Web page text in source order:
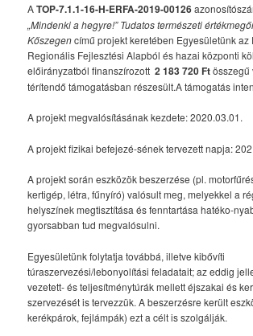
ATOP-7.1.1-16-H-ERFA-2019-00126
„Mindenki a hegyre!” Tudatos természeti
Kőszegencímű projekt keretében Egyesületünk az
Regionális Fejlesztési Alapból és hazai központi
előirányzatból finanszírozott2 183 720 Ftösszegű
térítendő támogatásban részesült.A támogatás
A projekt megvalósításának kezdete: 2020.03.01.
A projekt fizikai befejezé-sének tervezett napja:
A projekt során eszközök beszerzése (pl.
kertigép, létra, fűnyíró) valósult meg, melyekkel a
helyszínek megtisztítása és fenntartása hatéko-
gyorsabban tud megvalósulni.
Egyesületünk folytatja továbbá, illetve kibővíti
túraszervezési/lebonyolítási feladatait; az eddig
vezetett- és teljesítménytúrák mellett éjszakai és
szervezését is tervezzük. A beszerzésre került
kerékpárok, fejlámpák) ezt a célt is szolgálják.